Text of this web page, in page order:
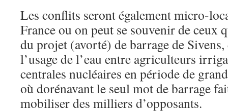
Les conflits seront également micro-
France ou on peut se souvenir de ceux
du projet (avorté) de barrage de
l’usage de l’eau entre agriculteurs
centrales nucléaires en période de
où dorénavant le seul mot de barrage
mobiliser des milliers d’opposants.